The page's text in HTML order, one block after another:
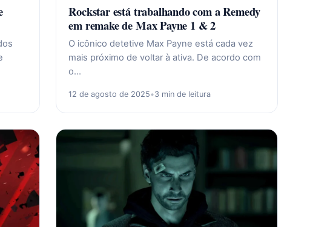
Rockstar está trabalhando com a Remedy
em remake de Max Payne 1 & 2
O icônico detetive Max Payne está cada vez
mais próximo de voltar à ativa. De acordo com
o…
12 de agosto de 2025•3 min de leitura